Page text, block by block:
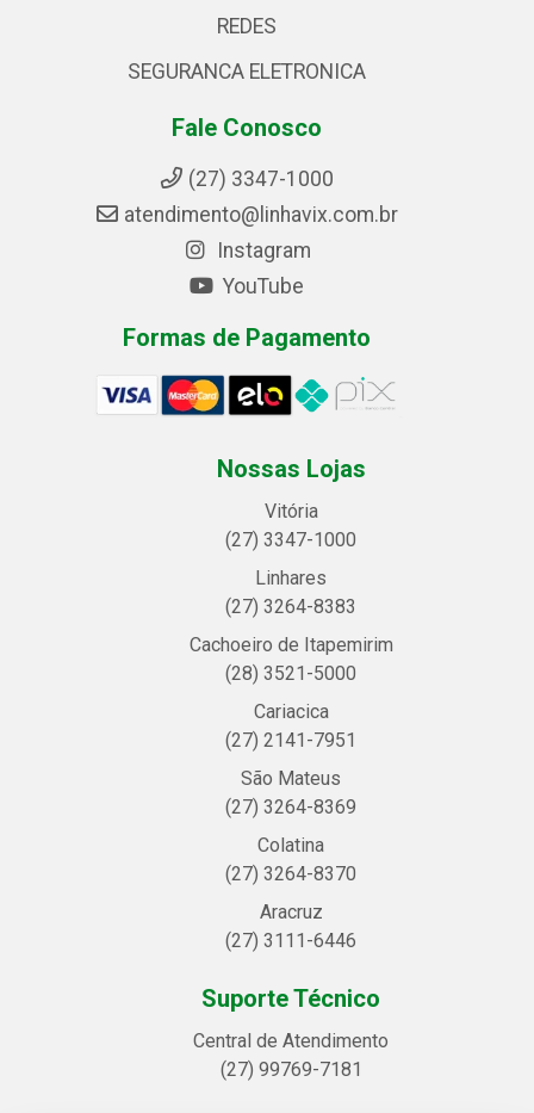
REDES
SEGURANCA ELETRONICA
Fale Conosco
(27) 3347-1000
atendimento@linhavix.com.br
Instagram
YouTube
Formas de Pagamento
Nossas Lojas
Vitória
(27) 3347-1000
Linhares
(27) 3264-8383
Cachoeiro de Itapemirim
(28) 3521-5000
Cariacica
(27) 2141-7951
São Mateus
(27) 3264-8369
Colatina
(27) 3264-8370
Aracruz
(27) 3111-6446
Suporte Técnico
Central de Atendimento
(27) 99769-7181